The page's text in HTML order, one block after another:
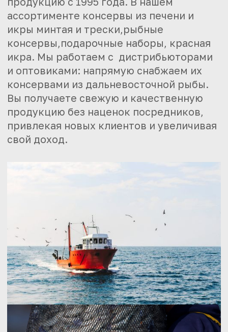
ассортименте консервы из печени и
икры минтая и трески,рыбные
консервы,подарочные наборы, красная
икра. Мы работаем с дистрибьюторами
и оптовиками: напрямую снабжаем их
консервами из дальневосточной рыбы.
Вы получаете свежую и качественную
продукцию без наценок посредников,
привлекая новых клиентов и увеличивая
свой доход.